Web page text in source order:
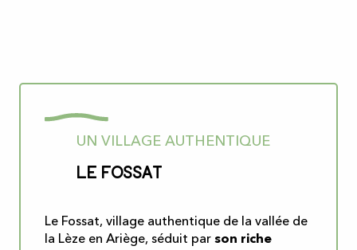
UN VILLAGE AUTHENTIQUE
Le Fossat
Le Fossat, village authentique de la vallée de
la Lèze en Ariège, séduit par son riche